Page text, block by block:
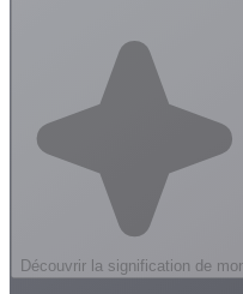
Découvrir la signification de